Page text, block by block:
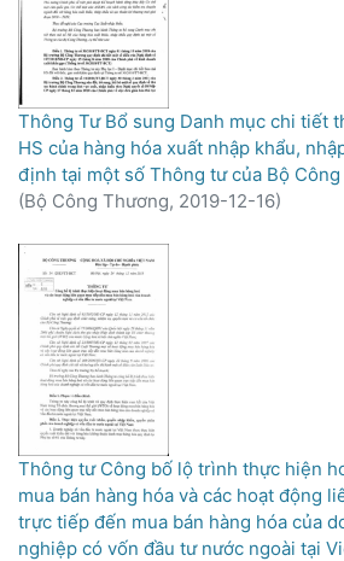
Thông Tư Bổ sung Danh mục chi tiết
HS của hàng hóa xuất nhập khẩu,
định tại một số Thông tư của Bộ
(Bộ Công Thương, 2019-12-16)
Thông tư Công bố lộ trình thực hiện
mua bán hàng hóa và các hoạt động
trực tiếp đến mua bán hàng hóa của
nghiệp có vốn đầu tư nước ngoài tại